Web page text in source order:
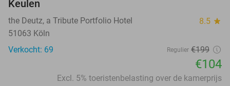
Keulen
the Deutz, a Tribute Portfolio Hotel 8.5 star
51063 Köln
Verkocht: 69
Regulier €199
€104
Excl. 5% toeristenbelasting over de kamerprijs